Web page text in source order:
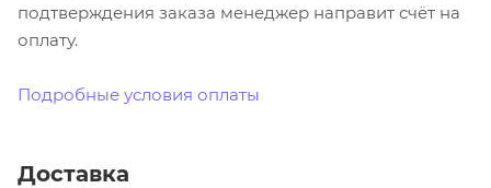
подтверждения заказа менеджер направит счёт на
оплату.
Подробные условия оплаты
Доставка